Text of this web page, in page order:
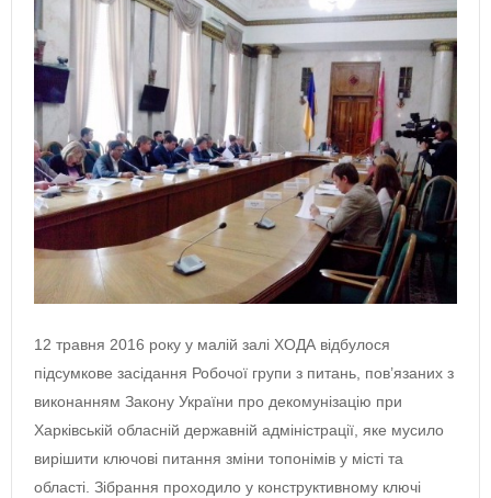
12 травня 2016 року у малій залі ХОДА відбулося
підсумкове засідання Робочої групи з питань, пов’язаних з
виконанням Закону України про декомунізацію при
Харківській обласній державній адміністрації, яке мусило
вирішити ключові питання зміни топонімів у місті та
області. Зібрання проходило у конструктивному ключі